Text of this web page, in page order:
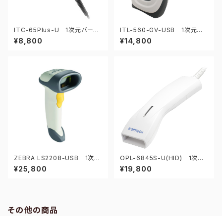
ITC-65Plus-U 1次元バーコ
ードリーダー
¥8,800
ITL-560-GV-USB 1次元バ
ーコードリーダー
¥14,800
ZEBRA LS2208-USB 1次元
バーコードリーダー
¥25,800
OPL-6845S-U(HID) 1次元
バーコードリーダー
¥19,800
その他の商品